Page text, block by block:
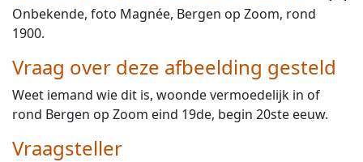
Onbekende, foto Magnée, Bergen op Zoom, rond
1900.
Vraag over deze afbeelding gesteld
Weet iemand wie dit is, woonde vermoedelijk in of
rond Bergen op Zoom eind 19de, begin 20ste eeuw.
Vraagsteller